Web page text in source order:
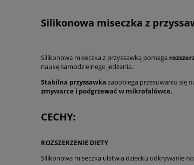
Silikonowa miseczka z
Silikonowa miseczka z przyssawką pomaga
naukę samodzielnego jedzenia.
Stabilna przyssawka zapobiega przesuwaniu się
zmywarce i podgrzewać w mikrofalówce.
CECHY:
ROZSZERZENIE DIETY
Silikonowa miseczka ułatwia dziecku odkrywanie